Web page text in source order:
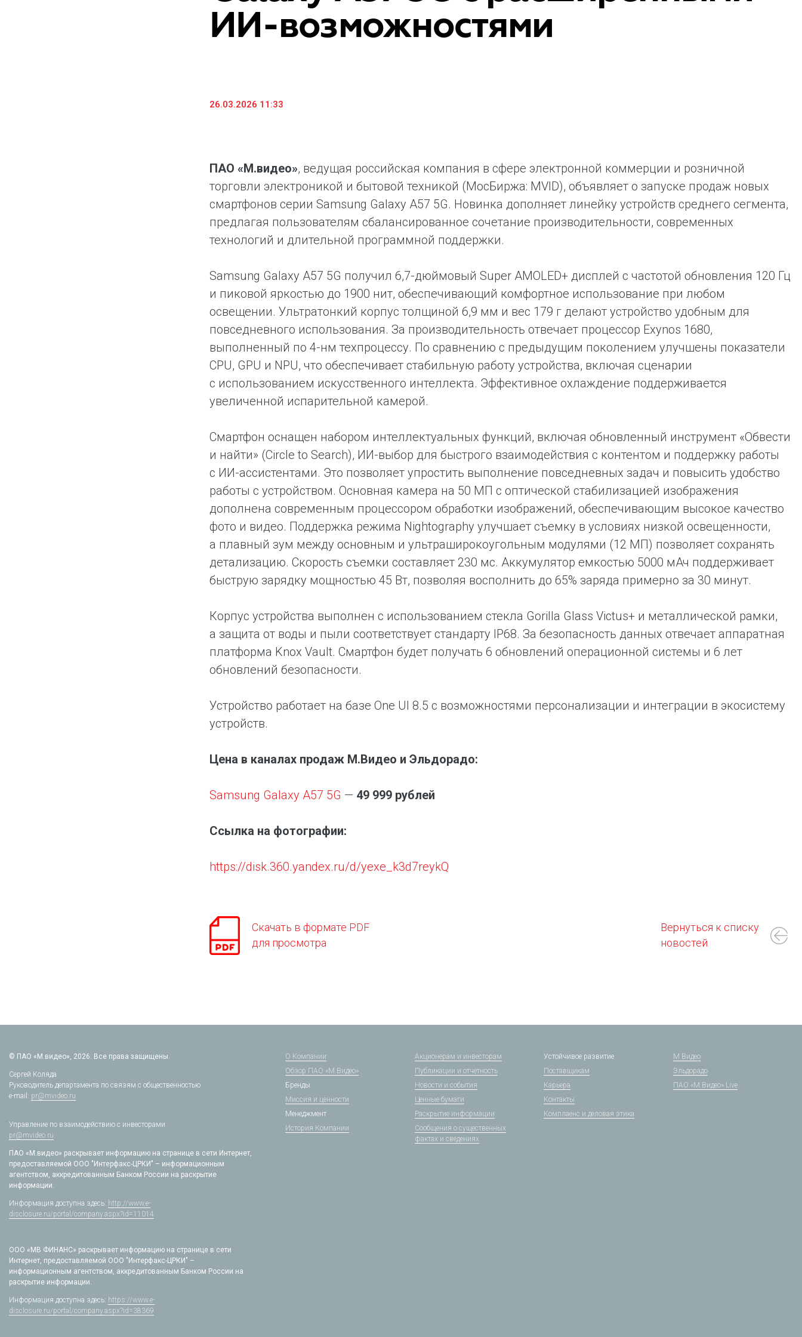
«М.Видео» — эксперт-инноватор в сфере торговли
бытовой техникой и электроникой. Благодаря
максимальному ассортименту и фокусу на клиенте,
Ключевая выгода бренда для потребителя -
предложение наиболее выгодной сделки при
поддержке промо-активности и доступного
ИИ-возможностями
26.03.2026 11:33
ПАО «М.видео», ведущая российская компания в сфере электронной коммерции и розничной
торговли электроникой и бытовой техникой (МосБиржа: MVID), объявляет о запуске продаж новых
смартфонов серии Samsung Galaxy A57 5G. Новинка дополняет линейку устройств среднего сегмента,
предлагая пользователям сбалансированное сочетание производительности, современных
технологий и длительной программной поддержки.
Samsung Galaxy A57 5G получил 6,7-дюймовый Super AMOLED+ дисплей с частотой обновления 120 Гц
и пиковой яркостью до 1900 нит, обеспечивающий комфортное использование при любом
освещении. Ультратонкий корпус толщиной 6,9 мм и вес 179 г делают устройство удобным для
повседневного использования. За производительность отвечает процессор Exynos 1680,
выполненный по 4-нм техпроцессу. По сравнению с предыдущим поколением улучшены показатели
CPU, GPU и NPU, что обеспечивает стабильную работу устройства, включая сценарии
с использованием искусственного интеллекта. Эффективное охлаждение поддерживается
увеличенной испарительной камерой.
Смартфон оснащен набором интеллектуальных функций, включая обновленный инструмент «Обвести
и найти» (Circle to Search), ИИ-выбор для быстрого взаимодействия с контентом и поддержку работы
с ИИ-ассистентами. Это позволяет упростить выполнение повседневных задач и повысить удобство
работы с устройством. Основная камера на 50 МП с оптической стабилизацией изображения
дополнена современным процессором обработки изображений, обеспечивающим высокое качество
фото и видео. Поддержка режима Nightography улучшает съемку в условиях низкой освещенности,
а плавный зум между основным и ультраширокоугольным модулями (12 МП) позволяет сохранять
детализацию. Скорость съемки составляет 230 мс. Аккумулятор емкостью 5000 мАч поддерживает
быструю зарядку мощностью 45 Вт, позволяя восполнить до 65% заряда примерно за 30 минут.
Корпус устройства выполнен с использованием стекла Gorilla Glass Victus+ и металлической рамки,
а защита от воды и пыли соответствует стандарту IP68. За безопасность данных отвечает аппаратная
платформа Knox Vault. Смартфон будет получать 6 обновлений операционной системы и 6 лет
обновлений безопасности.
Устройство работает на базе One UI 8.5 с возможностями персонализации и интеграции в экосистему
устройств.
Цена в каналах продаж М.Видео и Эльдорадо:
Samsung Galaxy A57 5G — 49 999 рублей
Ссылка на фотографии:
https://disk.360.yandex.ru/d/yexe_k3d7reykQ
Скачать в формате PDF
для просмотра
Вернуться к списку
новостей
© ПАО «М.видео», 2026. Все права защищены.
Сергей Коляда
Руководитель департамента по связям с общественностью
e-mail: pr@mvideo.ru
Управление по взаимодействию с инвесторами
pr@mvideo.ru
ПАО «М.видео» раскрывает информацию на странице в сети Интернет,
предоставляемой ООО "Интерфакс-ЦРКИ" – информационным
агентством, аккредитованным Банком России на раскрытие
информации.
Информация доступна здесь: http://www.e-
disclosure.ru/portal/company.aspx?id=11014
ООО «МВ ФИНАНС» раскрывает информацию на странице в сети
Интернет, предоставляемой ООО "Интерфакс-ЦРКИ" –
информационным агентством, аккредитованным Банком России на
раскрытие информации.
Информация доступна здесь: https://www.e-
disclosure.ru/portal/company.aspx?id=38369
О Компании
Обзор ПАО «М.Видео»
Бренды
Миссия и ценности
Менеджмент
История Компании
Акционерам и инвесторам
Публикации и отчетность
Новости и события
Ценные бумаги
Раскрытие информации
Сообщения о существенных
фактах и сведениях
Устойчивое развитие
Поставщикам
Карьера
Контакты
Комплаенс и деловая этика
М.Видео
Эльдорадо
ПАО «М.Видео» Live